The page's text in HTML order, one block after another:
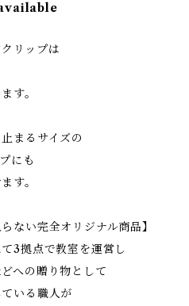
リップは
す。
まるサイズの
にも
す。
ない完全オリジナル商品】
3拠点で教室を運営し
への贈り物として
いる職人が